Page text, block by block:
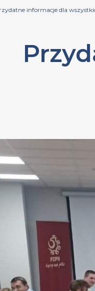
informacje dla